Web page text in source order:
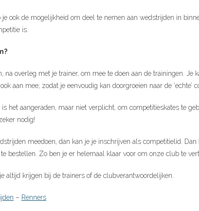
je ook de mogelijkheid om deel te nemen aan wedstrijden in
is.
na overleg met je trainer, om mee te doen aan de trainingen.
aan mee; zodat je eenvoudig kan doorgroeien naar de
het aangeraden, maar niet verplicht, om competitieskates te
nodig!
meedoen, dan kan je je inschrijven als competitielid.
bestellen. Zo ben je er helemaal klaar voor om onze club te
altijd krijgen bij de trainers of de clubverantwoordelijken.
– Renners